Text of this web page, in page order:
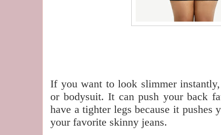
If you want to look slimmer
or bodysuit. It can push your back
have a tighter legs because it pushes
your favorite skinny jeans.